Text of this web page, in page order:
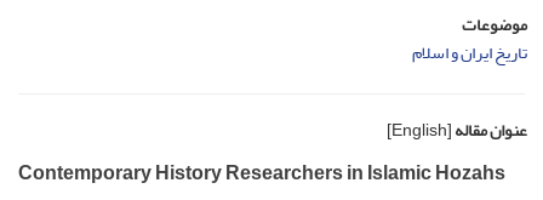
موضوعات
تاریخ ایران و اسلام
عنوان مقاله[English]
Contemporary History Researchers in Islamic Hozahs